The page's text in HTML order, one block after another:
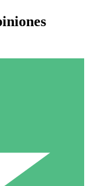
Sin compromiso